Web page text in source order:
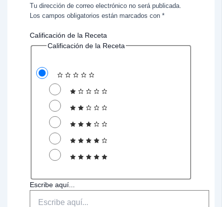
Tu dirección de correo electrónico no será publicada.
Los campos obligatorios están marcados con *
Calificación de la Receta
Calificación de la Receta
Escribe aquí...